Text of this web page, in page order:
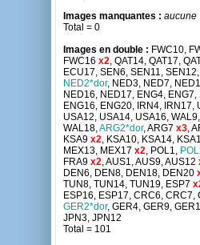
Images manquantes : aucune
Total = 0
Images en double : FWC10,
FWC16 x2, QAT14, QAT17,
ECU17, SEN6, SEN11,
NED2*dor, NED3, NED7,
NED16, NED17, ENG4, ENG7,
ENG16, ENG20, IRN4, IRN17,
USA12, USA14, USA16,
WAL18,ARG2*dor, ARG7 x3,
KSA9 x2, KSA10, KSA14,
MEX13, MEX17 x2, POL1,
FRA9 x2, AUS1, AUS9, AUS12
DEN6, DEN8, DEN18, DEN20
TUN8, TUN14, TUN19, ESP7
ESP16, ESP17, CRC6, CRC7,
GER2*dor, GER4, GER9,
JPN3, JPN12
Total = 101